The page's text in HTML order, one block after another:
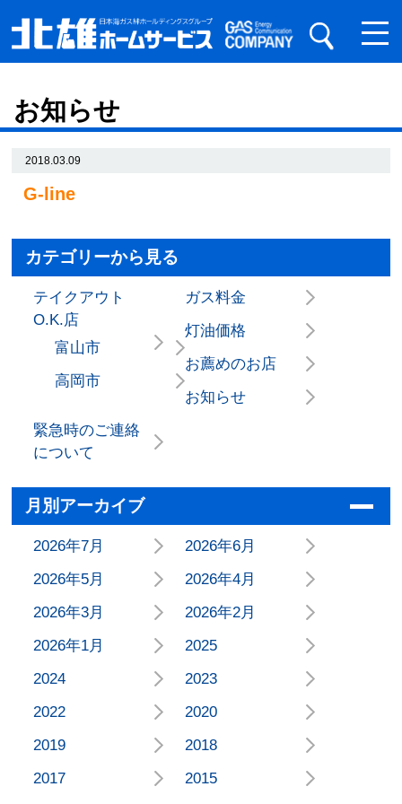
お知らせ
2018.03.09
G-line
カテゴリーから見る
テイクアウト
O.K.店
富山市
高岡市
ガス料金
灯油価格
お薦めのお店
お知らせ
緊急時のご連絡
について
月別アーカイブ
2026年7月
2026年6月
2026年5月
2026年4月
2026年3月
2026年2月
2026年1月
2025
2024
2023
2022
2020
2019
2018
2017
2015